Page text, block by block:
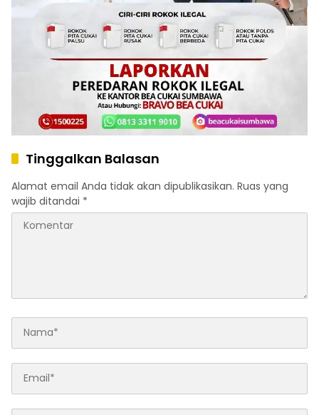
Tinggalkan Balasan
Alamat email Anda tidak akan dipublikasikan. Ruas yang
wajib ditandai *